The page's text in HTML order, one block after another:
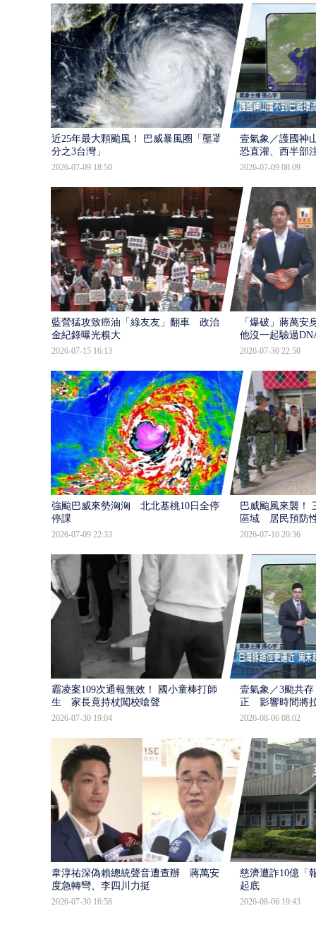
近25年最大顆颱風！ 巴威暴風圈「壟罩4
分之3台灣」
2026-07-09 18:50
壹氣象／護國神
恐直灌、西半部
2026-07-09 08:09
藍營猛攻致癌油「綠友友」翻車 政治獻
金紀錄曝光糗大
2026-07-15 16:13
「爆破」蔣萬安
他沒一起驗過
2026-07-30 22:50
強颱巴威來勢洶洶 北北基桃10日全停班
停課
2026-07-09 22:33
巴威颱風來襲！
區域 居民預防
2026-07-10 20:36
霸凌案109次通報無效！ 國小童棒打師
生 家長竟持杖闖校嗆聲
2026-07-30 19:04
壹氣象／3颱共
正 影響時間將
2026-08-06 08:02
韋淳祐深偽賴總統聲音遭查辦 蔣萬安態
度急轉彎、李四川力挺
2026-07-30 16:58
慈濟遭詐10億「
起底
2026-08-06 19:43